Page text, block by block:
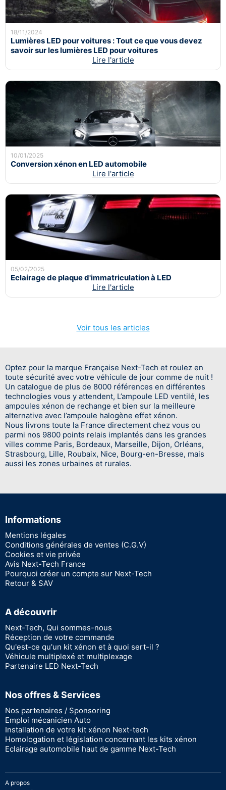
18/11/2024
Lumières LED pour voitures : Tout ce que vous devez
savoir sur les lumières LED pour voitures
Lire l'article
10/01/2025
Conversion xénon en LED automobile
Lire l'article
05/02/2025
Eclairage de plaque d'immatriculation à LED
Lire l'article
Voir tous les articles
Optez pour la marque Française Next-Tech et roulez en
toute sécurité avec votre véhicule de jour comme de nuit !
Un catalogue de plus de 8000 références en différentes
technologies vous y attendent, L’ampoule LED ventilé, les
ampoules xénon de rechange et bien sur la meilleure
alternative avec l’ampoule halogène effet xénon.
Nous livrons toute la France directement chez vous ou
parmi nos 9800 points relais implantés dans les grandes
villes comme Paris, Bordeaux, Marseille, Dijon, Orléans,
Strasbourg, Lille, Roubaix, Nice, Bourg-en-Bresse, mais
aussi les zones urbaines et rurales.
Informations
Mentions légales
Conditions générales de ventes (C.G.V)
Cookies et vie privée
Avis Next-Tech France
Pourquoi créer un compte sur Next-Tech
Retour & SAV
A découvrir
Next-Tech, Qui sommes-nous
Réception de votre commande
Qu'est-ce qu'un kit xénon et à quoi sert-il ?
Véhicule multiplexé et multiplexage
Partenaire LED Next-Tech
Nos offres & Services
Nos partenaires / Sponsoring
Emploi mécanicien Auto
Installation de votre kit xénon Next-tech
Homologation et législation concernant les kits xénon
Eclairage automobile haut de gamme Next-Tech
A propos